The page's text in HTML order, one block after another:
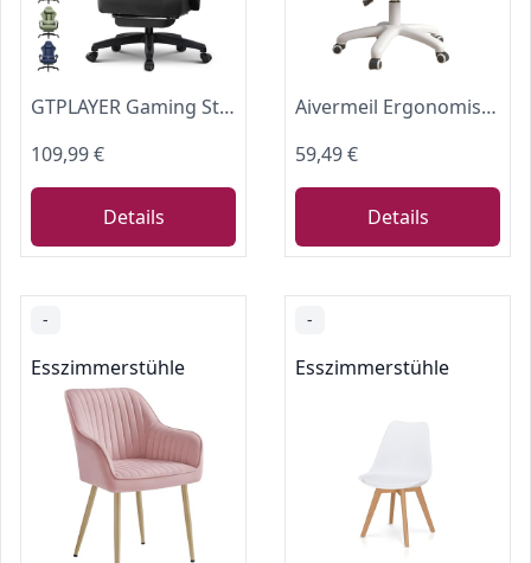
GTPLAYER Gaming Stuhl Ergonomischer Gaming Sessel Schreibtischstuhl mit Stoffoberfläche, Federsitzkissen, Verbindungsarmlehnen und Fußstütze 150KG, hellschwarz
109,99 €
Details
Aivermeil Ergonomischer Bürostuhl Samt Drehstuhl mit Kopfstütze Beige
59,49 €
Details
-
Esszimmerstühle
-
Esszimmerstühle